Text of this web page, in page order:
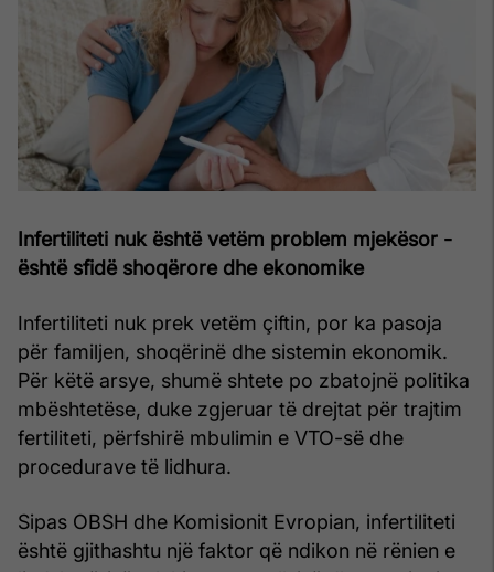
Infertiliteti nuk është vetëm problem mjekësor -
është sfidë shoqërore dhe ekonomike
Infertiliteti nuk prek vetëm çiftin, por ka pasoja
për familjen, shoqërinë dhe sistemin ekonomik.
Për këtë arsye, shumë shtete po zbatojnë politika
mbështetëse, duke zgjeruar të drejtat për trajtim
fertiliteti, përfshirë mbulimin e VTO-së dhe
procedurave të lidhura.
Sipas OBSH dhe Komisionit Evropian, infertiliteti
është gjithashtu një faktor që ndikon në rënien e